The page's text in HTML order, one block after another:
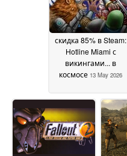
скидка 85% в Steam:
Hotline Miami с
викингами... в
космосе 13 May 2026